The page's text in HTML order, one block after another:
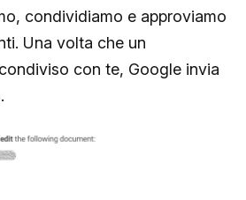
condividiamo e approviamo
Una volta che un
con te, Google invia